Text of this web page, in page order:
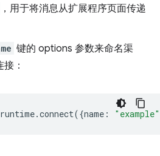
，用于将消息从扩展程序页面传递
键的 options 参数来命名渠
：
runtime.connect({name : "example"